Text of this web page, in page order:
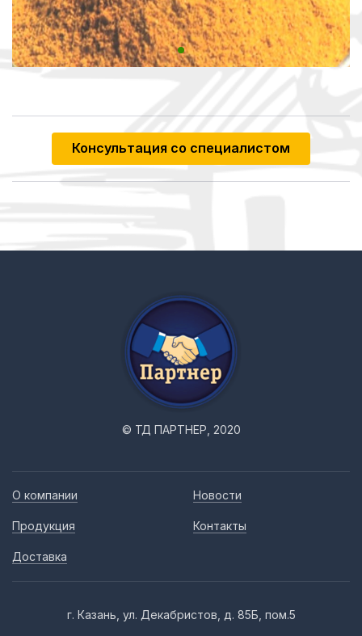
Консультация со специалистом
© ТД ПАРТНЕР, 2020
О компании
Продукция
Доставка
Новости
Контакты
г. Казань, ул. Декабристов, д. 85Б, пом.5